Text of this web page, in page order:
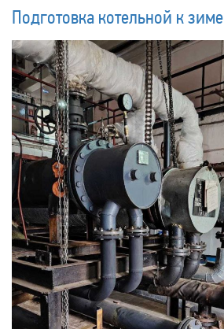
Подготовка котельной к зиме